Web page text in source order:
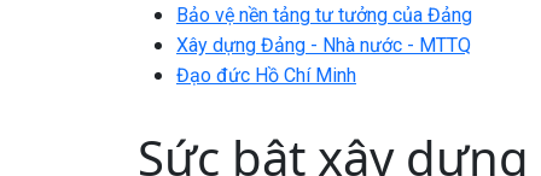
Bảo vệ nền tảng tư tưởng của Đảng
Xây dựng Đảng - Nhà nước - MTTQ
Đạo đức Hồ Chí Minh
Sức bật xây